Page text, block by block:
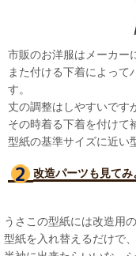
市販のお洋服はメーカー
また付ける下着によって
す。
丈の調整はしやすいです
その時着る下着を付けて
型紙の基準サイズに近い
改造パーツも見てみ
うさこの型紙には改造用
型紙を入れ替えるだけで